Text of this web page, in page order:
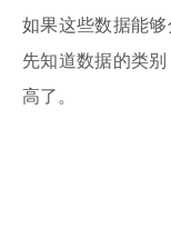
如果这些数据能
先知道数据的类
高了。